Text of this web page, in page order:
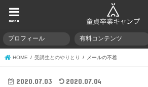
menu
プロフィール 有料コンテンツ
HOME 受講生とのやりとり メールの不着
2020.07.03 2020.07.04